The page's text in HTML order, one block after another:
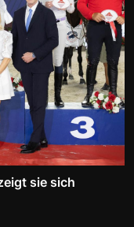
sie sich